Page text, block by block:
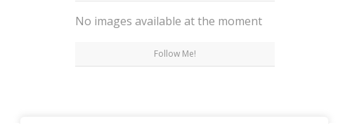
No images available at the moment
Follow Me!